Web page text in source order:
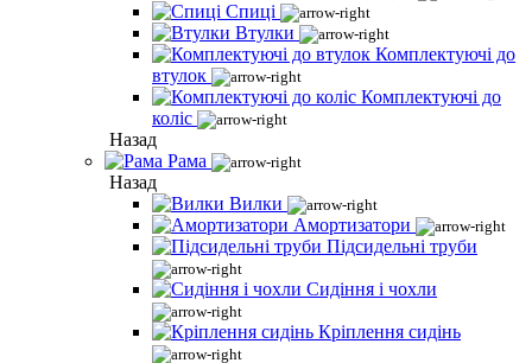
Спиці
Втулки
Комплектуючі до
втулок
Комплектуючі до
коліс
Назад
Рама
Назад
Вилки
Амортизатори
Підсидельні труби
Сидіння і чохли
Кріплення сидінь